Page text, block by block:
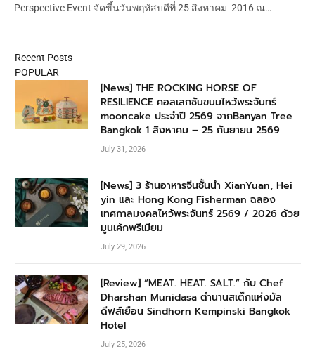
Perspective Event จัดขึ้นวันพฤหัสบดีที่ 25 สิงหาคม 2016 ณ…
Recent Posts
POPULAR
[News] THE ROCKING HORSE OF
RESILIENCE คอลเลกชันขนมไหว้พระจันทร์
mooncake ประจำปี 2569 จากBanyan Tree
Bangkok 1 สิงหาคม – 25 กันยายน 2569
July 31, 2026
[News] 3 ร้านอาหารจีนชั้นนำ XianYuan, Hei
yin และ Hong Kong Fisherman ฉลอง
เทศกาลมงคลไหว้พระจันทร์ 2569 / 2026 ด้วย
มูนเค้กพรีเมียม
July 29, 2026
[Review] “MEAT. HEAT. SALT.” กับ Chef
Dharshan Munidasa ตำนานสเต๊กแห่งมัล
ดีฟส์เยือน Sindhorn Kempinski Bangkok
Hotel
July 25, 2026